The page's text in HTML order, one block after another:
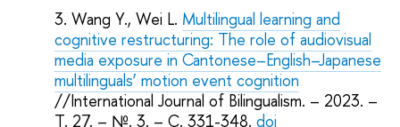
Wang Y., Wei L. Multilingual learning and
cognitive restructuring: The role of audiovisual
media exposure in Cantonese–English–Japanese
multilinguals’ motion event cognition
//International Journal of Bilingualism. – 2023. –
Т. 27. – №. 3. – С. 331-348.doi